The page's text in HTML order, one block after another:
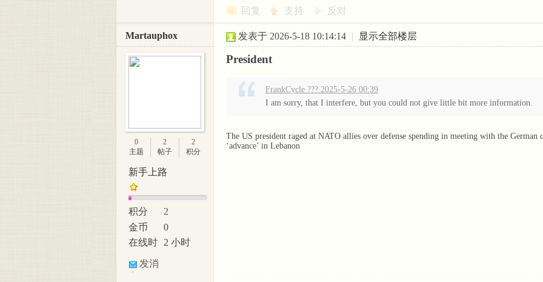
回复 支持 反对
Martauphox
0
主题
2
帖子
2
积分
新手上路
积分
2
金币
0
在线时
2 小时
发消
发表于 2026-5-18 10:14:14 | 显示全部楼层
President
FrankCycle ??? 2025-5-26 00:39
I am sorry, that I interfere, but you could not give little bit more information.
The US president raged at NATO allies over defense spending in meeting with the
‘advance’ in Lebanon